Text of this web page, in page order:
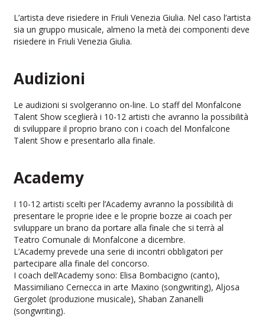
L’artista deve risiedere in Friuli Venezia Giulia. Nel caso l’artista
sia un gruppo musicale, almeno la metà dei componenti deve
risiedere in Friuli Venezia Giulia.
Audizioni
Le audizioni si svolgeranno on-line. Lo staff del Monfalcone
Talent Show sceglierà i 10-12 artisti che avranno la possibilità
di sviluppare il proprio brano con i coach del Monfalcone
Talent Show e presentarlo alla finale.
Academy
I 10-12 artisti scelti per l’Academy avranno la possibilità di
presentare le proprie idee e le proprie bozze ai coach per
sviluppare un brano da portare alla finale che si terrà al
Teatro Comunale di Monfalcone a dicembre.
L’Academy prevede una serie di incontri obbligatori per
partecipare alla finale del concorso.
I coach dell’Academy sono: Elisa Bombacigno (canto),
Massimiliano Cernecca in arte Maxino (songwriting), Aljosa
Gergolet (produzione musicale), Shaban Zananelli
(songwriting).